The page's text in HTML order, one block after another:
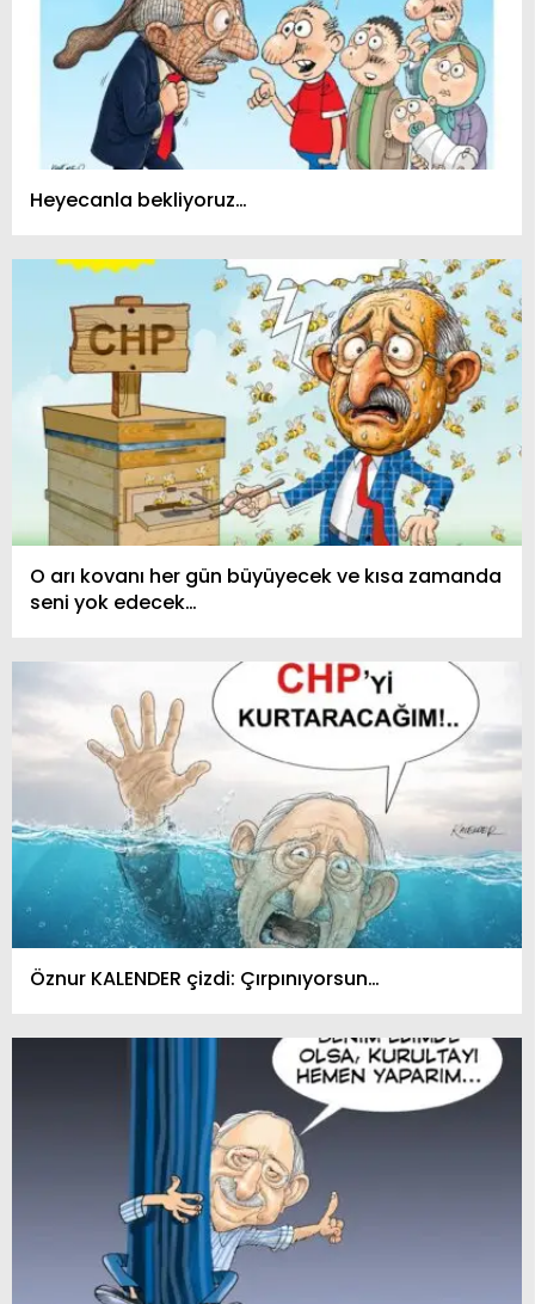
Heyecanla bekliyoruz…
O arı kovanı her gün büyüyecek ve kısa zamanda
seni yok edecek…
Öznur KALENDER çizdi: Çırpınıyorsun…